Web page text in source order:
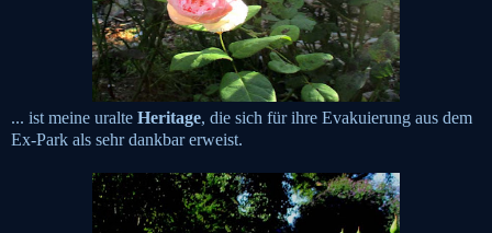
... ist meine uralte Heritage, die sich für ihre Evakuierung aus dem
Ex-Park als sehr dankbar erweist.